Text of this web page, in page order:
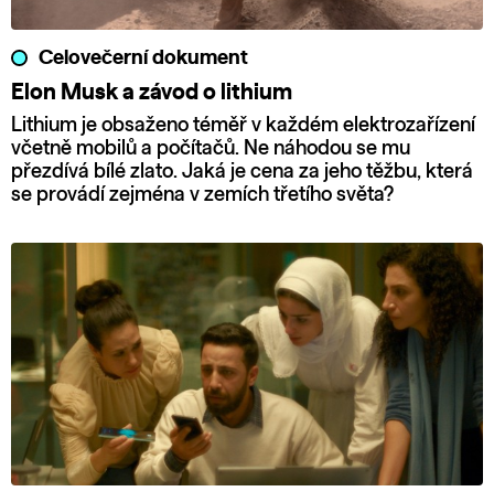
Celovečerní dokument
Elon Musk a závod o lithium
Lithium je obsaženo téměř v každém elektrozařízení
včetně mobilů a počítačů. Ne náhodou se mu
přezdívá bílé zlato. Jaká je cena za jeho těžbu, která
se provádí zejména v zemích třetího světa?